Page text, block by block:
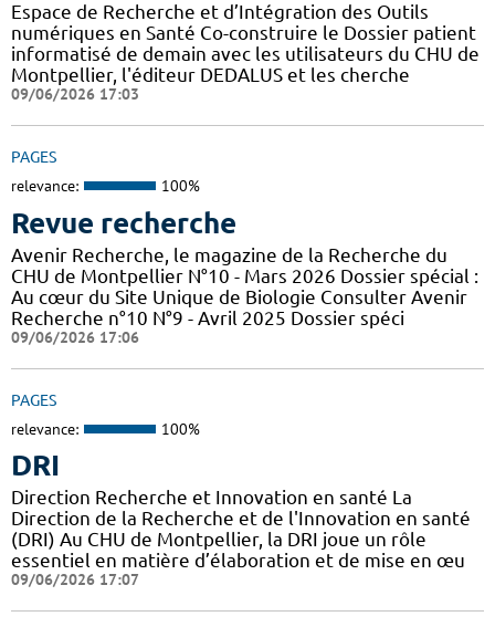
Espace de Recherche et d’Intégration des Outils
numériques en Santé Co-construire le Dossier patient
informatisé de demain avec les utilisateurs du CHU de
Montpellier, l'éditeur DEDALUS et les cherche
09/06/2026 17:03
PAGES
relevance: 100%
Revue recherche
Avenir Recherche, le magazine de la Recherche du
CHU de Montpellier N°10 - Mars 2026 Dossier spécial :
Au cœur du Site Unique de Biologie Consulter Avenir
Recherche n°10 N°9 - Avril 2025 Dossier spéci
09/06/2026 17:06
PAGES
relevance: 100%
DRI
Direction Recherche et Innovation en santé La
Direction de la Recherche et de l'Innovation en santé
(DRI) Au CHU de Montpellier, la DRI joue un rôle
essentiel en matière d’élaboration et de mise en œu
09/06/2026 17:07